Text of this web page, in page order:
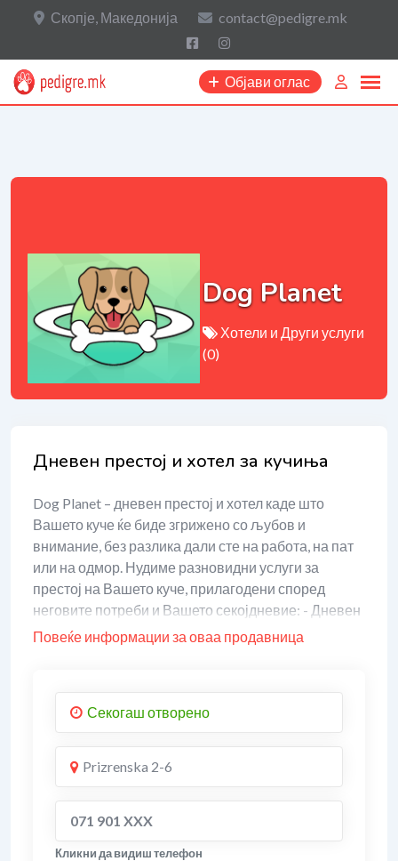
Скопје, Македонија contact@pedigre.mk
Објави оглас
Dog Planet
Хотели и Други услуги
(0)
Дневен престој и хотел за кучиња
Dog Planet – дневен престој и хотел каде што
Вашето куче ќе биде згрижено со љубов и
внимание, без разлика дали сте на работа, на пат
или на одмор. Нудиме разновидни услуги за
престој на Вашето куче, прилагодени според
неговите потреби и Вашето секојдневие: - Дневен
(9-часовен) престој помеѓу 07:00 и 18:00 часот, -
сопствен внатрешен и надворешен простор за
одмор и релаксација. Просториите се
климатизирани, а достапен е и заеднички двор за
игра, трчање и дружење со другите кучиња. За
Повеќе информации за оваа продавница
Секогаш отворено
Prizrenska 2-6
071 901 XXX
Кликни да видиш телефон